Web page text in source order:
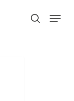
buscar